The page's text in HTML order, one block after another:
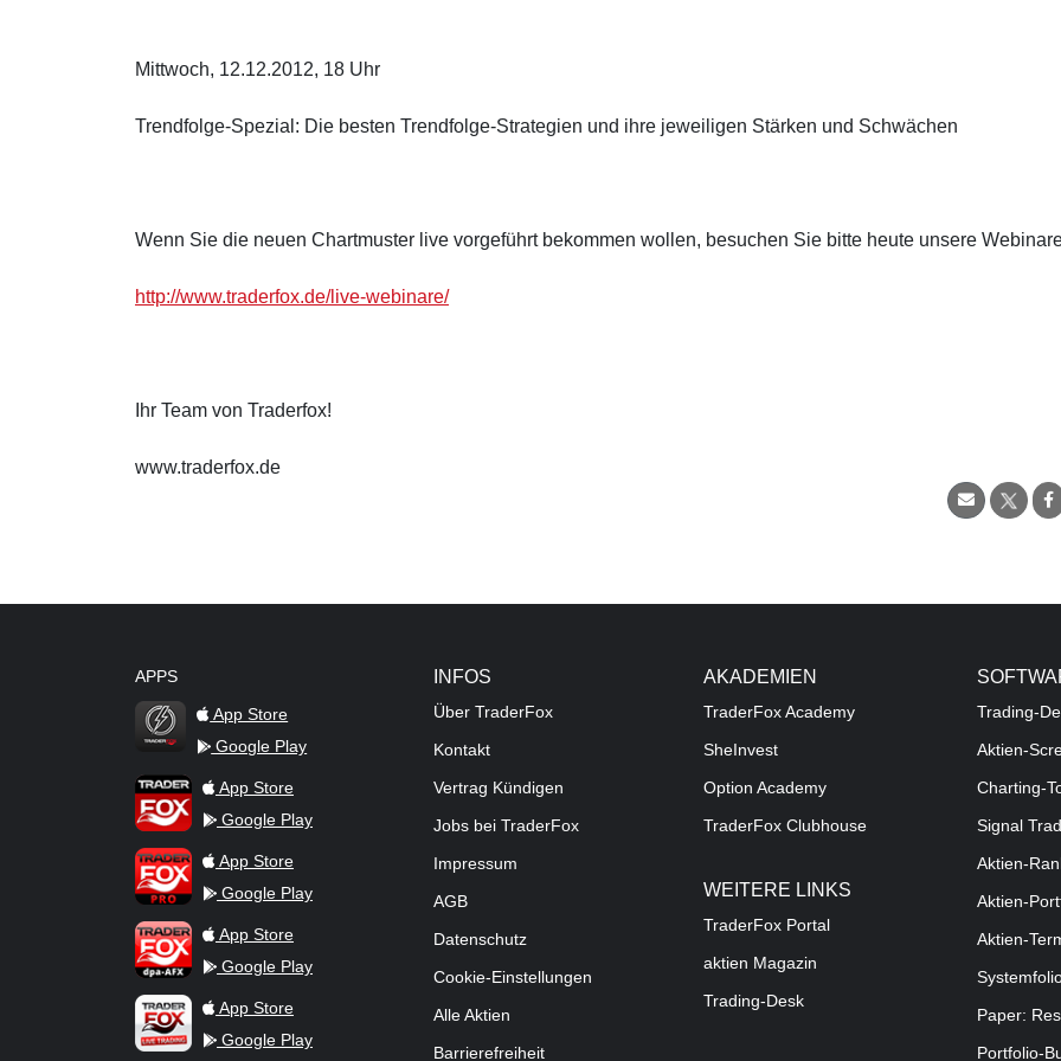
Mittwoch, 12.12.2012, 18 Uhr
Trendfolge-Spezial: Die besten Trendfolge-Strategien und ihre jeweiligen Stärken und Schwächen
Wenn Sie die neuen Chartmuster live vorgeführt bekommen wollen, besuchen Sie bitte heute unsere
http://www.traderfox.de/live-webinare/
Ihr Team von Traderfox!
www.traderfox.de
APPS
TraderFox Flash
App Store
Google Play
TraderFox AppApp Store
Google Play
TraderFox ProApp Store
Google Play
TraderFox dpa-AFX ProFeed
App Store
Google Play
TraderFox Live Trading
App Store
Google Play
INFOS
Über TraderFox
Kontakt
Vertrag Kündigen
Jobs bei TraderFox
Impressum
AGB
Datenschutz
Cookie-Einstellungen
Alle Aktien
Barrierefreiheit
AKADEMIEN
TraderFox Academy
SheInvest
Option Academy
TraderFox Clubhouse
WEITERE LINKS
TraderFox Portal
aktien Magazin
Trading-Desk
Trading-
Aktien-
Charting-
Signal
Aktien-
Aktien-
Aktien-
Paper:
Portfolio-